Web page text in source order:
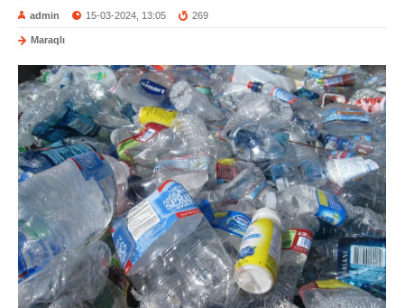
admin 15-03-2024, 13:05 269
Maraqlı